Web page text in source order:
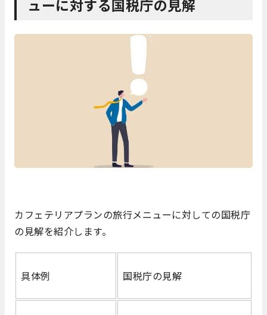
ューに対する国税庁の見解
カフェテリアプランの旅行メニューに対しての国税庁
の見解を紹介します。
具体例 国税庁の見解